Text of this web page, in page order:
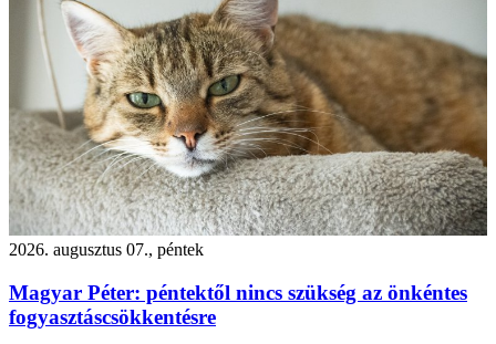
2026. augusztus 07., péntek
Magyar Péter: péntektől nincs szükség az önkéntes
fogyasztáscsökkentésre